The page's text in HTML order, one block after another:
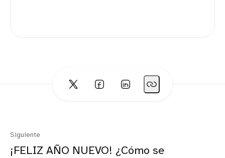
Siguiente
¡FELIZ AÑO NUEVO! ¿Cómo se